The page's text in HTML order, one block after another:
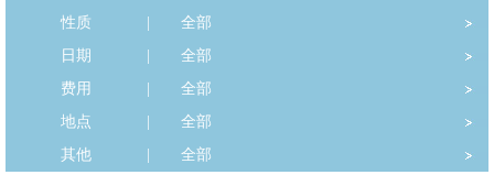
性质
全部
日期
全部
费用
全部
地点
全部
其他
全部